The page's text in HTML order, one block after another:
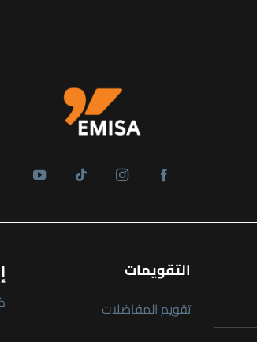
التقويمات
تقويم المفاضلات